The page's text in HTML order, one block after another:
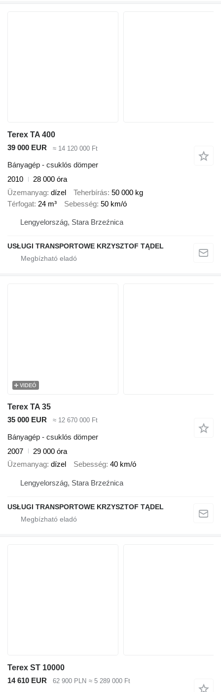
Terex TA 400
39 000 EUR
≈ 14 120 000 Ft
Bányagép - csuklós dömper
2010
28 000 óra
Üzemanyag dízel Teherbírás 50 000 kg
Térfogat 24 m³ Sebesség 50 km/ó
Lengyelország, Stara Brzeźnica
USŁUGI TRANSPORTOWE KRZYSZTOF TĄDEL
VIDEÓ
Terex TA 35
35 000 EUR
≈ 12 670 000 Ft
Bányagép - csuklós dömper
2007
29 000 óra
Üzemanyag dízel Sebesség 40 km/ó
Lengyelország, Stara Brzeźnica
USŁUGI TRANSPORTOWE KRZYSZTOF TĄDEL
Terex ST 10000
14 610 EUR
62 900 PLN ≈ 5 289 000 Ft